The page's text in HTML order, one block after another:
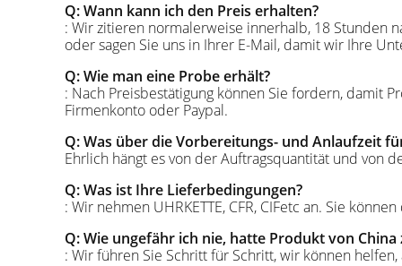
Q: Wann kann ich den Preis erhalten?
: Wir zitieren normalerweise innerhalb, 18 Stunden
oder sagen Sie uns in Ihrer E-Mail, damit wir Ihre
Q: Wie man eine Probe erhält?
: Nach Preisbestätigung können Sie fordern, damit
Firmenkonto oder Paypal.
Q: Was über die Vorbereitungs- und Anlaufzeit
Ehrlich hängt es von der Auftragsquantität und von
Q: Was ist Ihre Lieferbedingungen?
: Wir nehmen UHRKETTE, CFR, CIFetc an. Sie
Q: Wie ungefähr ich nie, hatte Produkt von China
: Wir führen Sie Schritt für Schritt, wir können